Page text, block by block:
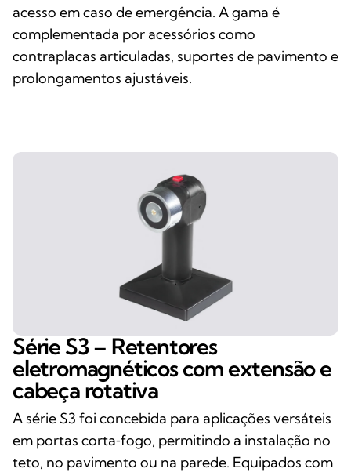
acesso em caso de emergência. A gama é
complementada por acessórios como
contraplacas articuladas, suportes de pavimento e
prolongamentos ajustáveis.
Série S3 – Retentores
eletromagnéticos com extensão e
cabeça rotativa
A série S3 foi concebida para aplicações versáteis
em portas corta‑fogo, permitindo a instalação no
teto, no pavimento ou na parede. Equipados com